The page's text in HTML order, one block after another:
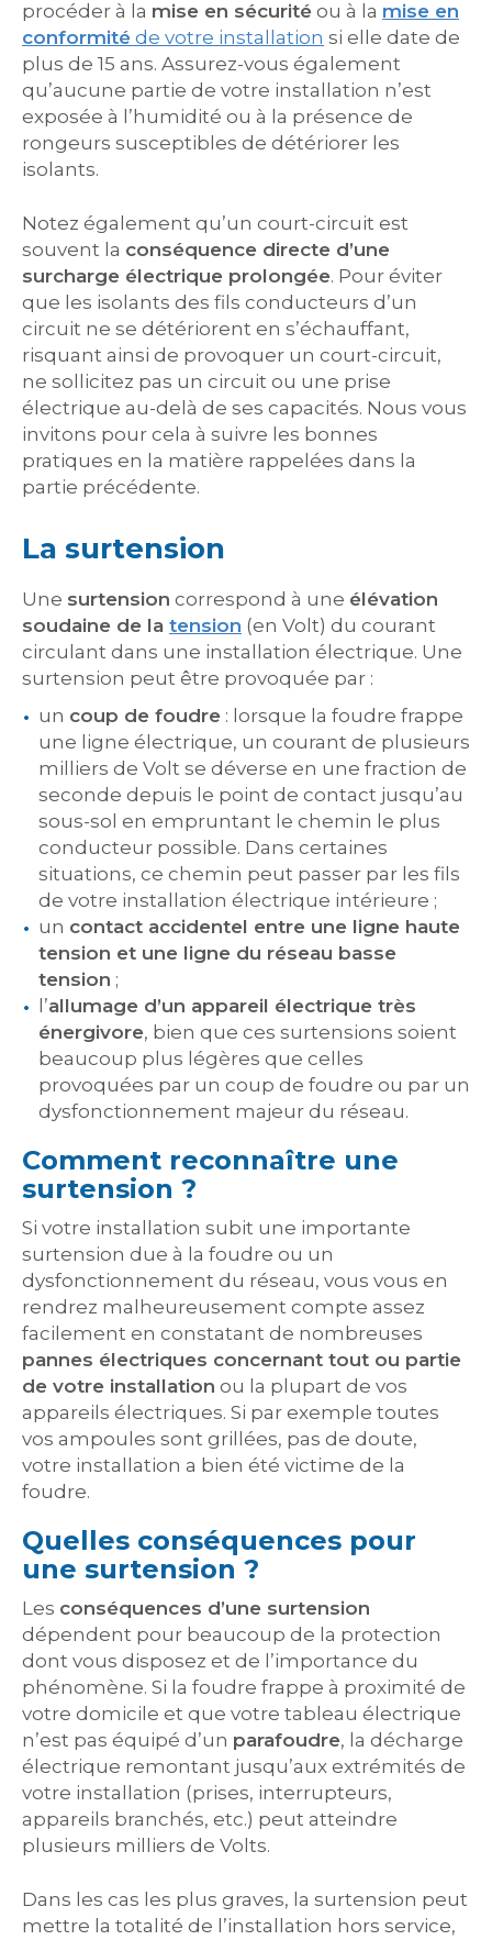
procéder à la mise en sécurité ou à la mise en
conformité de votre installation si elle date de
plus de 15 ans. Assurez-vous également
qu’aucune partie de votre installation n’est
exposée à l’humidité ou à la présence de
rongeurs susceptibles de détériorer les
isolants.
Notez également qu’un court-circuit est
souvent la conséquence directe d’une
surcharge électrique prolongée. Pour éviter
que les isolants des fils conducteurs d’un
circuit ne se détériorent en s’échauffant,
risquant ainsi de provoquer un court-circuit,
ne sollicitez pas un circuit ou une prise
électrique au-delà de ses capacités. Nous vous
invitons pour cela à suivre les bonnes
pratiques en la matière rappelées dans la
partie précédente.
La surtension
Une surtension correspond à une élévation
soudaine de la tension (en Volt) du courant
circulant dans une installation électrique. Une
surtension peut être provoquée par :
un coup de foudre : lorsque la foudre frappe
une ligne électrique, un courant de plusieurs
milliers de Volt se déverse en une fraction de
seconde depuis le point de contact jusqu’au
sous-sol en empruntant le chemin le plus
conducteur possible. Dans certaines
situations, ce chemin peut passer par les fils
de votre installation électrique intérieure ;
un contact accidentel entre une ligne haute
tension et une ligne du réseau basse
tension ;
l’allumage d’un appareil électrique très
énergivore, bien que ces surtensions soient
beaucoup plus légères que celles
provoquées par un coup de foudre ou par un
dysfonctionnement majeur du réseau.
Comment reconnaître une
surtension ?
Si votre installation subit une importante
surtension due à la foudre ou un
dysfonctionnement du réseau, vous vous en
rendrez malheureusement compte assez
facilement en constatant de nombreuses
pannes électriques concernant tout ou partie
de votre installation ou la plupart de vos
appareils électriques. Si par exemple toutes
vos ampoules sont grillées, pas de doute,
votre installation a bien été victime de la
foudre.
Quelles conséquences pour
une surtension ?
Les conséquences d’une surtension
dépendent pour beaucoup de la protection
dont vous disposez et de l’importance du
phénomène. Si la foudre frappe à proximité de
votre domicile et que votre tableau électrique
n’est pas équipé d’un parafoudre, la décharge
électrique remontant jusqu’aux extrémités de
votre installation (prises, interrupteurs,
appareils branchés, etc.) peut atteindre
plusieurs milliers de Volts.
Dans les cas les plus graves, la surtension peut
mettre la totalité de l’installation hors service,